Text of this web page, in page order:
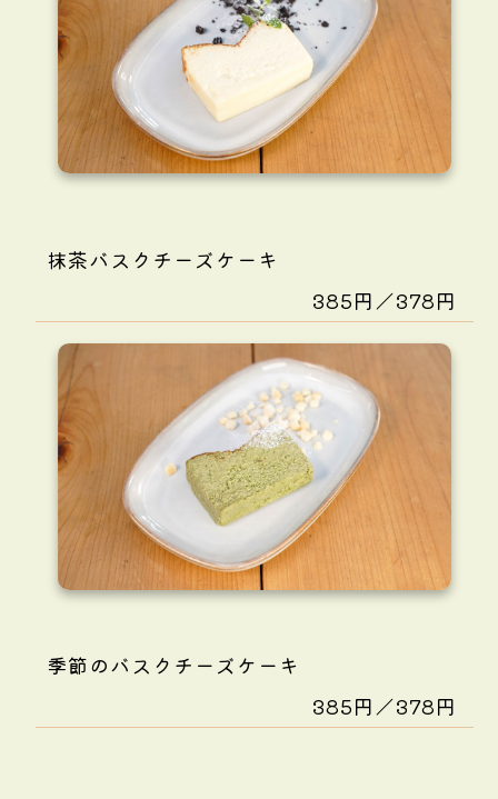
抹茶バスクチーズケーキ
385円／378円
季節のバスクチーズケーキ
385円／378円